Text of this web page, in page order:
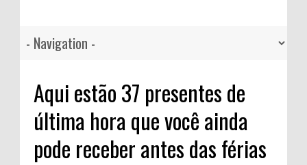
Aqui estão 37 presentes de
última hora que você ainda
pode receber antes das férias